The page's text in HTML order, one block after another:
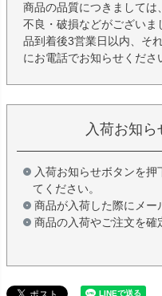
商品の品質につきまして
不良・破損などがござい
品到着後3営業日以内、そ
にお電話でお知らせくださ
入荷お知ら
入荷お知らせボタンを
てください。
商品が入荷した際にメー
商品の入荷やご注文を確